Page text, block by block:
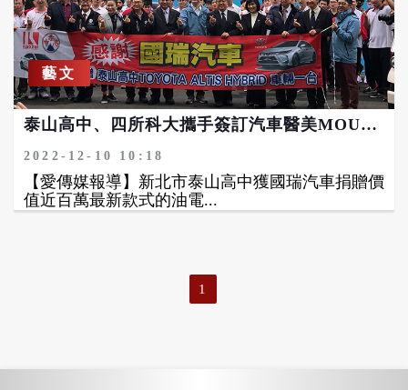
藝文
泰山高中、四所科大攜手簽訂汽車醫美MOU 獲國瑞汽車贈百萬級油電混合動力車 培育頂尖人才
2022-12-10 10:18
【愛傳媒報導】新北市泰山高中獲國瑞汽車捐贈價
值近百萬最新款式的油電...
1